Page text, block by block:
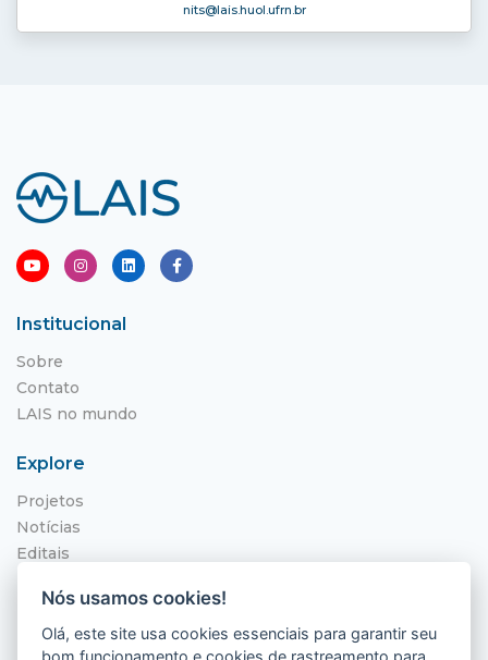
nits@lais.huol.ufrn.br
Institucional
Sobre
Contato
LAIS no mundo
Explore
Projetos
Notícias
Editais
Localização
Nós usamos cookies!
Olá, este site usa cookies essenciais para garantir seu
bom funcionamento e cookies de rastreamento para